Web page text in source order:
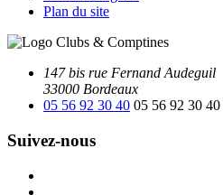
Plan du site
147 bis rue Fernand Audeguil
33000 Bordeaux
05 56 92 30 40 05 56 92 30 40
Suivez-nous